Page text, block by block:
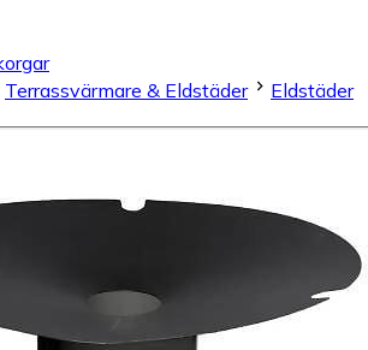
Terrassvärmare & Eldstäder
Eldstäder